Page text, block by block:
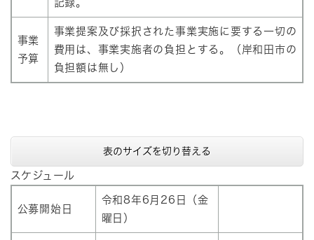
記録。
事業
予算
事業提案及び採択された事業実施に要する一切の
費用は、事業実施者の負担とする。（岸和田市の
負担額は無し）
表のサイズを切り替える
スケジュール
公募開始日
令和8年6月26日（金
曜日）